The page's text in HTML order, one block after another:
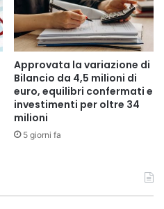
Approvata la variazione di
Bilancio da 4,5 milioni di
euro, equilibri confermati e
investimenti per oltre 34
milioni
5 giorni fa